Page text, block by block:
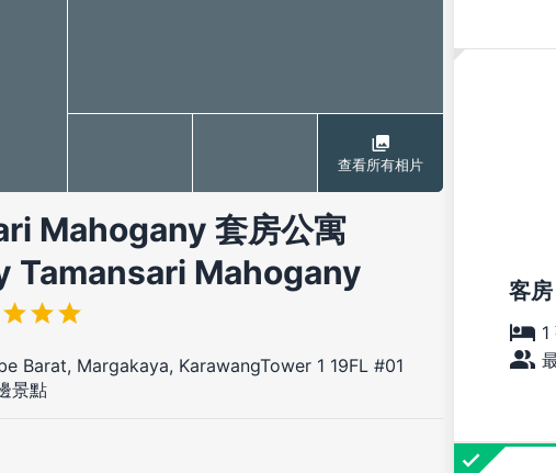
查看所有相片
Mahogany 套房公寓
Tamansari Mahogany
Barat, Margakaya, KarawangTower 1 19FL #01
景點
客房
1